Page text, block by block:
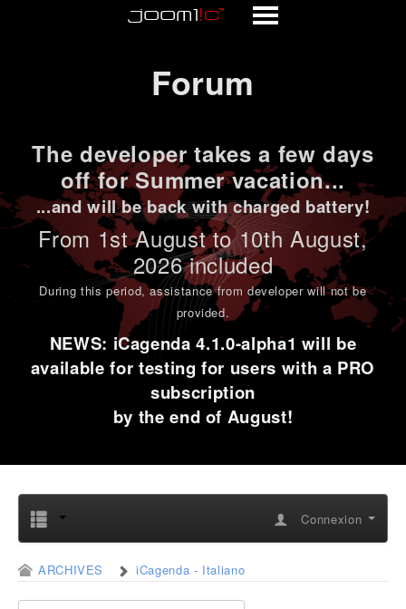
Forum
The developer takes a few days
off for Summer vacation...
...and will be back with charged battery!
From 1stAugust to 10th August,
2026 included
During this period,assistance from developer will not be
provided.
NEWS: iCagenda 4.1.0-alpha1 will be
available for testing for users with a PRO
subscription
by the end of August!
Connexion
ARCHIVES iCagenda - Italiano